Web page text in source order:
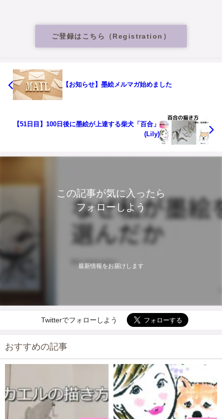
ご登録はこちら（Registration）
【お知らせ】墨絵メルマガ始めました
【51日目】100日後に墨絵が上達する柴犬「百合」
(Lily)
この記事が気に入ったら
フォローしよう
最新情報をお届けします
Twitterでフォローしよう
おすすめの記事